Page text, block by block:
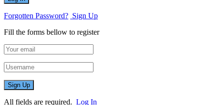
Forgotten Password? Sign Up
Fill the forms bellow to register
All fields are required. Log In